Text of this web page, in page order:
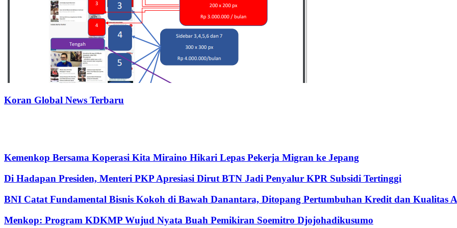
Koran Global News Terbaru
Kemenkop Bersama Koperasi Kita Miraino Hikari Lepas Pekerja Migran ke Jepang
Di Hadapan Presiden, Menteri PKP Apresiasi Dirut BTN Jadi Penyalur KPR Subsidi Tertinggi
BNI Catat Fundamental Bisnis Kokoh di Bawah Danantara, Ditopang Pertumbuhan Kredit dan Kualitas
Menkop: Program KDKMP Wujud Nyata Buah Pemikiran Soemitro Djojohadikusumo